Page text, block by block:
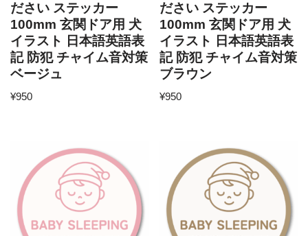
ださい ステッカー
100mm 玄関ドア用 犬
イラスト 日本語英語表
記 防犯 チャイム音対策
ベージュ
¥950
ださい ステッカー
100mm 玄関ドア用 犬
イラスト 日本語英語表
記 防犯 チャイム音対策
ブラウン
¥950